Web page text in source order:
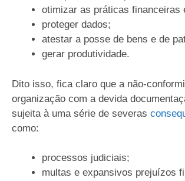
otimizar as práticas financeiras
proteger dados;
atestar a posse de bens e de
gerar produtividade.
Dito isso, fica claro que a não-
organização com a devida
sujeita à uma série de severas
como:
processos judiciais;
multas e expansivos prejuízos